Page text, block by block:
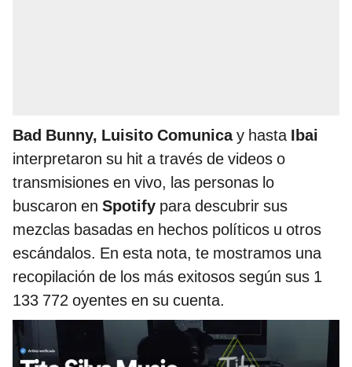
Bad Bunny, Luisito Comunicay hasta Ibai
interpretaron su hit a través de videos o
transmisiones en vivo, las personas lo
buscaron en Spotify para descubrir sus
mezclas basadas en hechos políticos u otros
escándalos. En esta nota, te mostramos una
recopilación de los más exitosos según sus 1
133 772 oyentes en su cuenta.